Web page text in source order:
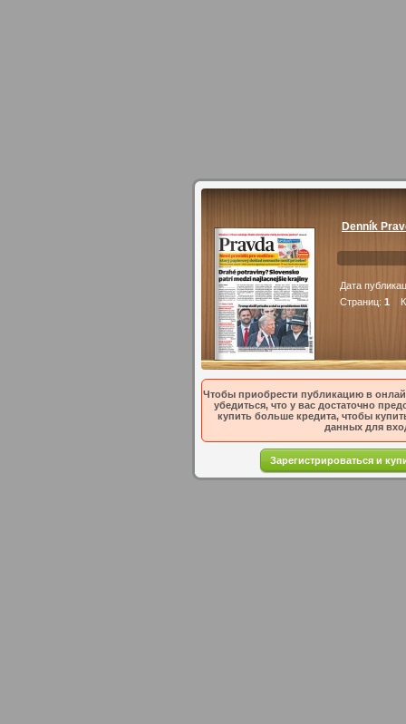
Denník
Дата
Страниц: 1
Чтобы приобрести публикацию в
убедиться, что у вас достаточно
купить больше кредита, чтобы
данных для
Зарегистрироваться и